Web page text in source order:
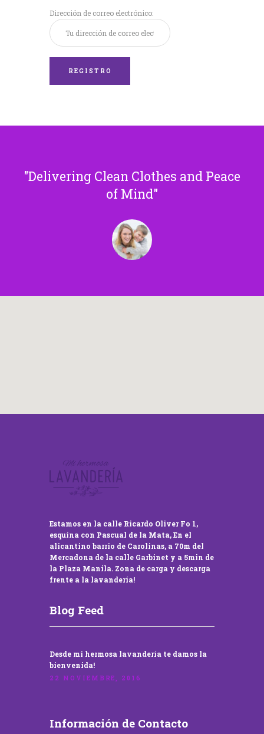
Dirección de correo electrónico:
Delivering Clean Clothes and Peace
of Mind
Estamos en la calle Ricardo Oliver Fo 1,
esquina con Pascual de la Mata, En el
alicantino barrio de Carolinas, a 70m del
Mercadona de la calle Garbinet y a 5min de
la Plaza Manila. Zona de carga y descarga
frente a la lavandería!
Blog Feed
Desde mi hermosa lavandería te damos la
bienvenida!
22 NOVIEMBRE, 2016
Información de Contacto